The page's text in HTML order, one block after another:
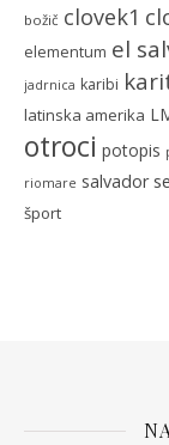
božič clovek1
elementum el
jadrnica karibi
latinska amerika
otroci potopis
riomare salvador
šport